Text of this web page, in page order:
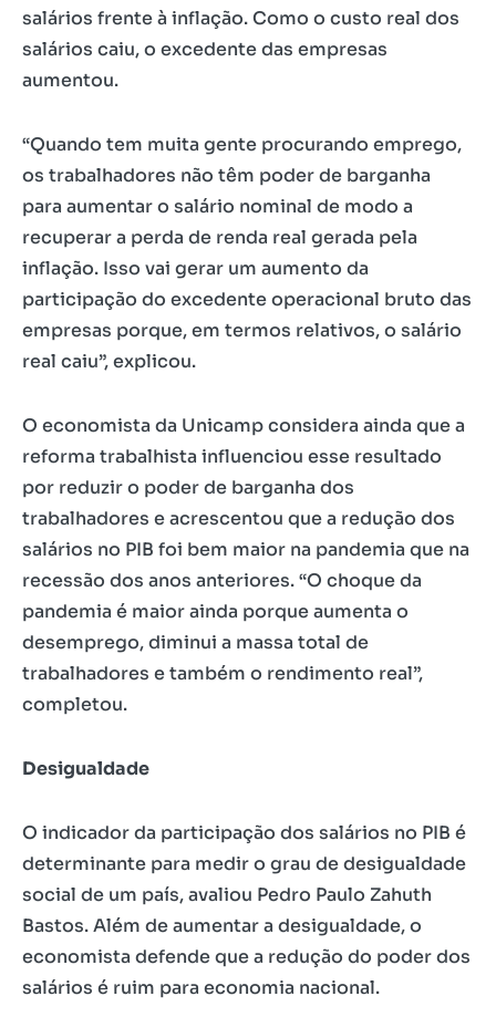
salários frente à inflação. Como o custo real dos
salários caiu, o excedente das empresas
aumentou.
“Quando tem muita gente procurando emprego,
os trabalhadores não têm poder de barganha
para aumentar o salário nominal de modo a
recuperar a perda de renda real gerada pela
inflação. Isso vai gerar um aumento da
participação do excedente operacional bruto das
empresas porque, em termos relativos, o salário
real caiu”, explicou.
O economista da Unicamp considera ainda que a
reforma trabalhista influenciou esse resultado
por reduzir o poder de barganha dos
trabalhadores e acrescentou que a redução dos
salários no PIB foi bem maior na pandemia que na
recessão dos anos anteriores. “O choque da
pandemia é maior ainda porque aumenta o
desemprego, diminui a massa total de
trabalhadores e também o rendimento real”,
completou.
Desigualdade
O indicador da participação dos salários no PIB é
determinante para medir o grau de desigualdade
social de um país, avaliou Pedro Paulo Zahuth
Bastos. Além de aumentar a desigualdade, o
economista defende que a redução do poder dos
salários é ruim para economia nacional.